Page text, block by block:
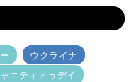
ウクライナ
ニティトゥデイ